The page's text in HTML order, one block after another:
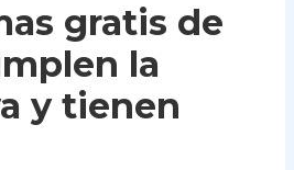
gratis de
la
y tienen